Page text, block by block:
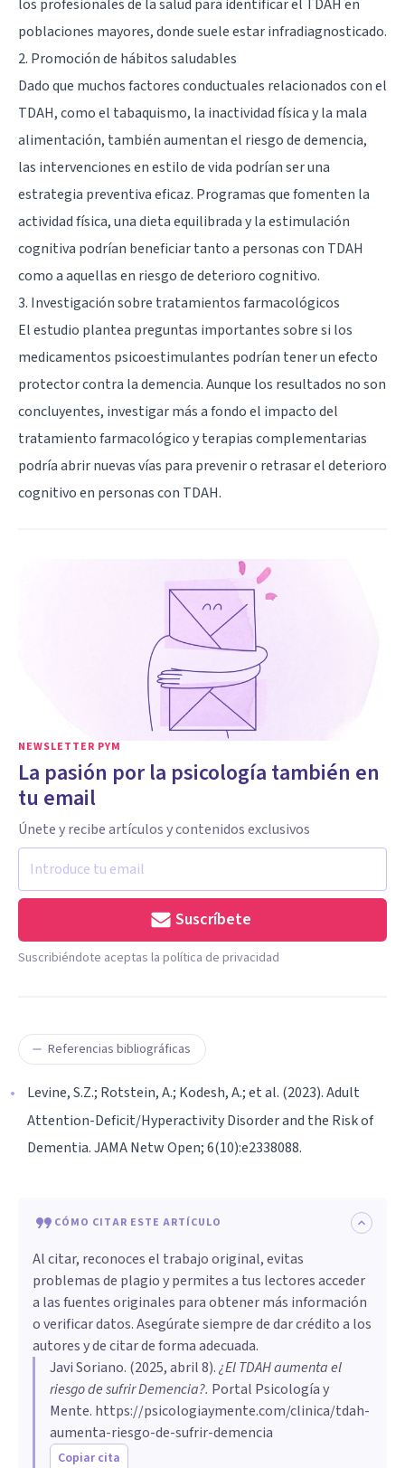
los profesionales de la salud para identificar el TDAH en
poblaciones mayores, donde suele estar infradiagnosticado.
2. Promoción de hábitos saludables
Dado que muchos factores conductuales relacionados con el
TDAH, como el tabaquismo, la inactividad física y la mala
alimentación, también aumentan el riesgo de demencia,
las intervenciones en estilo de vida podrían ser una
estrategia preventiva eficaz. Programas que fomenten la
actividad física, una dieta equilibrada y la estimulación
cognitiva podrían beneficiar tanto a personas con TDAH
como a aquellas en riesgo de deterioro cognitivo.
3. Investigación sobre tratamientos farmacológicos
El estudio plantea preguntas importantes sobre si los
medicamentos psicoestimulantes podrían tener un efecto
protector contra la demencia. Aunque los resultados no son
concluyentes, investigar más a fondo el impacto del
tratamiento farmacológico y terapias complementarias
podría abrir nuevas vías para prevenir o retrasar el deterioro
cognitivo en personas con TDAH.
NEWSLETTER PYM
La pasión por la psicología también en
tu email
Únete y recibe artículos y contenidos exclusivos
Suscríbete
Suscribiéndote aceptas la política de privacidad
Referencias bibliográficas
Levine, S.Z.; Rotstein, A.; Kodesh, A.; et al. (2023). Adult
Attention-Deficit/Hyperactivity Disorder and the Risk of
Dementia. JAMA Netw Open; 6(10):e2338088.
CÓMO CITAR ESTE ARTÍCULO
Al citar, reconoces el trabajo original, evitas
problemas de plagio y permites a tus lectores acceder
a las fuentes originales para obtener más información
o verificar datos. Asegúrate siempre de dar crédito a los
autores y de citar de forma adecuada.
Javi Soriano. (2025, abril 8).¿El TDAH aumenta el
riesgo de sufrir Demencia?. Portal Psicología y
Mente. https://psicologiaymente.com/clinica/tdah-
aumenta-riesgo-de-sufrir-demencia
Copiar cita